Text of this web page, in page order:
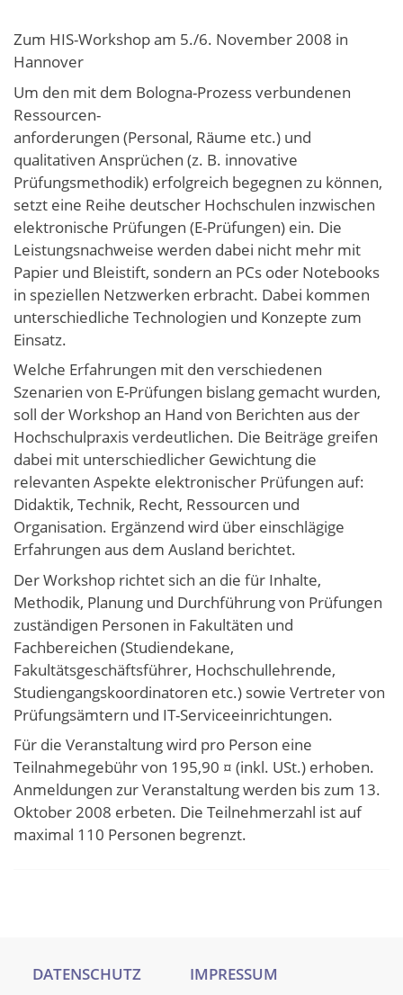
Zum HIS-Workshop am 5./6. November 2008 in
Hannover
Um den mit dem Bologna-Prozess verbundenen
Ressourcen-
anforderungen (Personal, Räume etc.) und
qualitativen Ansprüchen (z. B. innovative
Prüfungsmethodik) erfolgreich begegnen zu können,
setzt eine Reihe deutscher Hochschulen inzwischen
elektronische Prüfungen (E-Prüfungen) ein. Die
Leistungsnachweise werden dabei nicht mehr mit
Papier und Bleistift, sondern an PCs oder Notebooks
in speziellen Netzwerken erbracht. Dabei kommen
unterschiedliche Technologien und Konzepte zum
Einsatz.
Welche Erfahrungen mit den verschiedenen
Szenarien von E-Prüfungen bislang gemacht wurden,
soll der Workshop an Hand von Berichten aus der
Hochschulpraxis verdeutlichen. Die Beiträge greifen
dabei mit unterschiedlicher Gewichtung die
relevanten Aspekte elektronischer Prüfungen auf:
Didaktik, Technik, Recht, Ressourcen und
Organisation. Ergänzend wird über einschlägige
Erfahrungen aus dem Ausland berichtet.
Der Workshop richtet sich an die für Inhalte,
Methodik, Planung und Durchführung von Prüfungen
zuständigen Personen in Fakultäten und
Fachbereichen (Studiendekane,
Fakultätsgeschäftsführer, Hochschullehrende,
Studiengangskoordinatoren etc.) sowie Vertreter von
Prüfungsämtern und IT-Serviceeinrichtungen.
Für die Veranstaltung wird pro Person eine
Teilnahmegebühr von 195,90 ¤ (inkl. USt.) erhoben.
Anmeldungen zur Veranstaltung werden bis zum 13.
Oktober 2008 erbeten. Die Teilnehmerzahl ist auf
maximal 110 Personen begrenzt.
DATENSCHUTZ IMPRESSUM